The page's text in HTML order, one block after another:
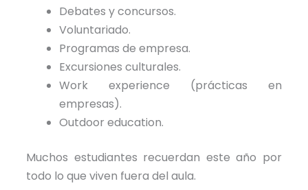
Debates y concursos.
Voluntariado.
Programas de empresa.
Excursiones culturales.
Work experience (prácticas en
empresas).
Outdoor education.
Muchos estudiantes recuerdan este año por
todo lo que viven fuera del aula.